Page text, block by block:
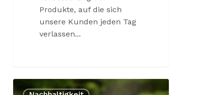
Keine Produkte in der Anfrageliste.
Produkte, auf die sich
unsere Kunden jeden Tag
verlassen...
EcoVadis